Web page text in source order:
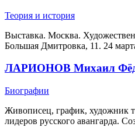
Теория и история
Выставка. Москва.
Большая Дмитровка, 11. 24
ЛАРИОНОВ Михаил
Биографии
Живописец, график, художник
лидеров русского авангарда.